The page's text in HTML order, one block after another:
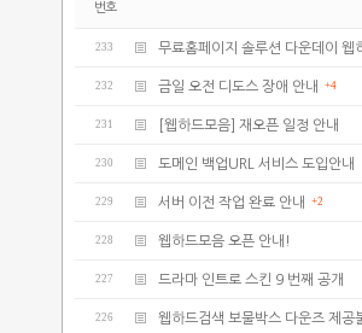
번호
233 무료홈페이지 솔루션 다운데이 웹
232 금일 오전 디도스 장애 안내 +4
231 [웹하드모음] 재오픈 일정 안내
230 도메인 백업URL 서비스 도입안내
229 서버 이전 작업 완료 안내 +2
228 웹하드모음 오픈 안내!
227 드라마 인트로 스킨 9 번째 공개
226 웹하드검색 보물박스 다운즈 제공